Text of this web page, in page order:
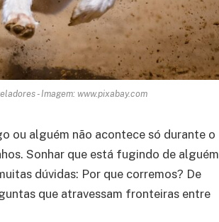
- Imagem: www.pixabay.com
ou alguém não acontece só durante o
Sonhar que está fugindo de alguém
dúvidas: Por que corremos? De
que atravessam fronteiras entre